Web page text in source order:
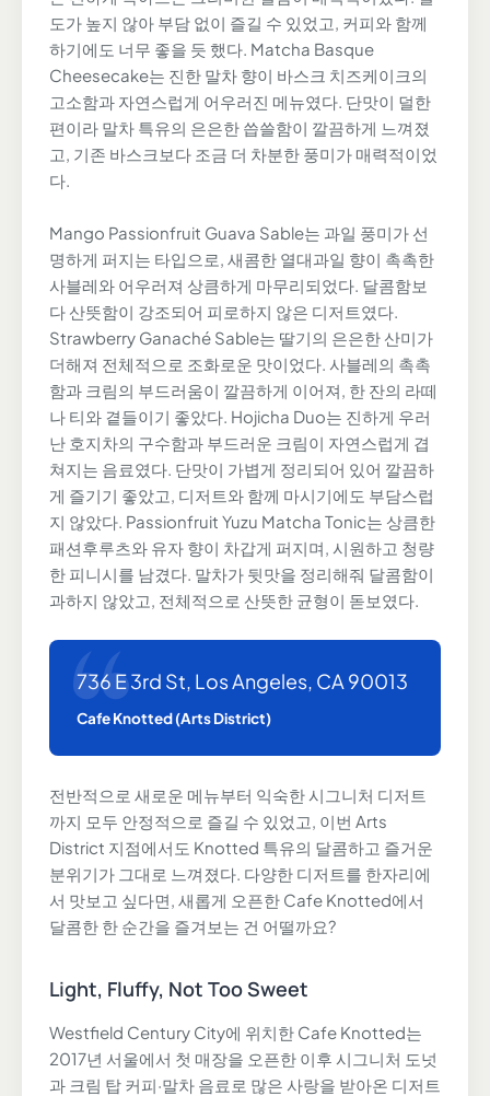
도가 높지 않아 부담 없이 즐길 수 있었고, 커피와 함께
하기에도 너무 좋을 듯 했다. Matcha Basque
Cheesecake는 진한 말차 향이 바스크 치즈케이크의
고소함과 자연스럽게 어우러진 메뉴였다. 단맛이 덜한
편이라 말차 특유의 은은한 씁쓸함이 깔끔하게 느껴졌
고, 기존 바스크보다 조금 더 차분한 풍미가 매력적이었
다.
Mango Passionfruit Guava Sable는 과일 풍미가 선
명하게 퍼지는 타입으로, 새콤한 열대과일 향이 촉촉한
사블레와 어우러져 상큼하게 마무리되었다. 달콤함보
다 산뜻함이 강조되어 피로하지 않은 디저트였다.
Strawberry Ganaché Sable는 딸기의 은은한 산미가
더해져 전체적으로 조화로운 맛이었다. 사블레의 촉촉
함과 크림의 부드러움이 깔끔하게 이어져, 한 잔의 라떼
나 티와 곁들이기 좋았다. Hojicha Duo는 진하게 우러
난 호지차의 구수함과 부드러운 크림이 자연스럽게 겹
쳐지는 음료였다. 단맛이 가볍게 정리되어 있어 깔끔하
게 즐기기 좋았고, 디저트와 함께 마시기에도 부담스럽
지 않았다. Passionfruit Yuzu Matcha Tonic는 상큼한
패션후루츠와 유자 향이 차갑게 퍼지며, 시원하고 청량
한 피니시를 남겼다. 말차가 뒷맛을 정리해줘 달콤함이
과하지 않았고, 전체적으로 산뜻한 균형이 돋보였다.
736 E 3rd St, Los Angeles, CA 90013
Cafe Knotted (Arts District)
전반적으로 새로운 메뉴부터 익숙한 시그니처 디저트
까지 모두 안정적으로 즐길 수 있었고, 이번 Arts
District 지점에서도 Knotted 특유의 달콤하고 즐거운
분위기가 그대로 느껴졌다. 다양한 디저트를 한자리에
서 맛보고 싶다면, 새롭게 오픈한 Cafe Knotted에서
달콤한 한 순간을 즐겨보는 건 어떨까요?
Light, Fluffy, Not Too Sweet
Westfield Century City에 위치한 Cafe Knotted는
2017년 서울에서 첫 매장을 오픈한 이후 시그니처 도넛
과 크림 탑 커피·말차 음료로 많은 사랑을 받아온 디저트